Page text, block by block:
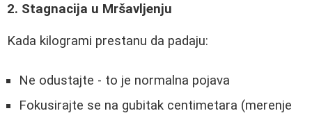
2. Stagnacija u Mršavljenju
Kada kilogrami prestanu da padaju:
Ne odustajte - to je normalna pojava
Fokusirajte se na gubitak centimetara (merenje